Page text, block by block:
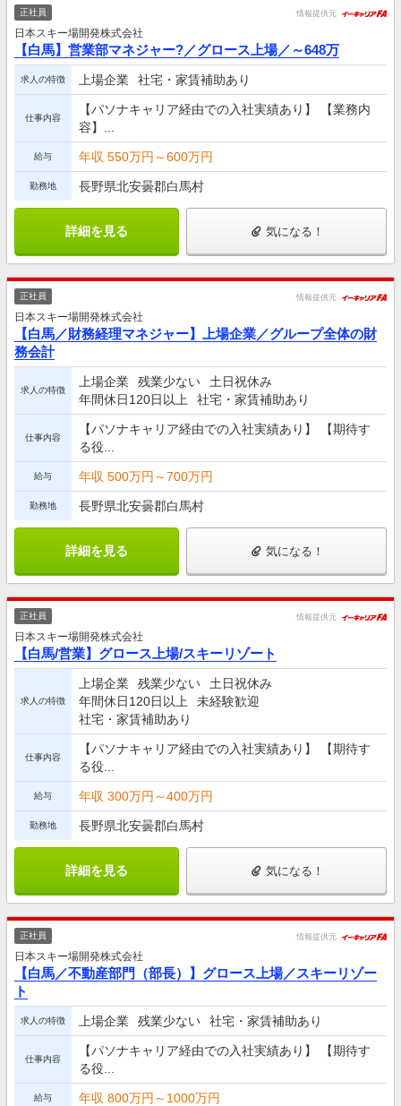
正社員 情報提供元
日本スキー場開発株式会社
【白馬】営業部マネジャー?／グロース上場／～648万
求人の特徴 上場企業 社宅・家賃補助あり
仕事内容
【パソナキャリア経由での入社実績あり】 【業務内
容】...
給与 年収 550万円～600万円
勤務地 長野県北安曇郡白馬村
詳細を見る 気になる！
正社員 情報提供元
日本スキー場開発株式会社
【白馬／財務経理マネジャー】上場企業／グループ全体の財
務会計
求人の特徴
上場企業 残業少ない
土日祝休み
年間休日120日以上
社宅・家賃補助あり
仕事内容
【パソナキャリア経由での入社実績あり】 【期待す
る役...
給与 年収 500万円～700万円
勤務地 長野県北安曇郡白馬村
詳細を見る 気になる！
正社員 情報提供元
日本スキー場開発株式会社
【白馬/営業】グロース上場/スキーリゾート
求人の特徴
上場企業 残業少ない
土日祝休み
年間休日120日以上
未経験歓迎
社宅・家賃補助あり
仕事内容
【パソナキャリア経由での入社実績あり】 【期待す
る役...
給与 年収 300万円～400万円
勤務地 長野県北安曇郡白馬村
詳細を見る 気になる！
正社員 情報提供元
日本スキー場開発株式会社
【白馬／不動産部門（部長）】グロース上場／スキーリゾー
ト
求人の特徴 上場企業 残業少ない 社宅・家賃補助あり
仕事内容
【パソナキャリア経由での入社実績あり】 【期待す
る役...
給与 年収 800万円～1000万円